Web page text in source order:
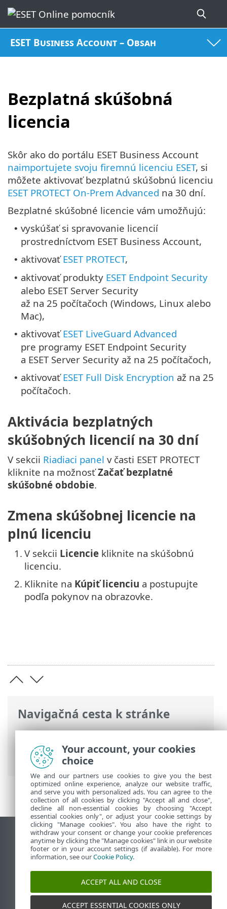
ESET Business Account – Obsah
Bezplatná skúšobná
licencia
Navigačná cesta k stránke
ESET Online pomocník>ESET Business
Account >Začíname>Licencie>
Bezplatná skúšobná licencia
Skôr ako do portálu ESET Business Account
naimportujete svoju firemnú licenciu ESET, si
môžete aktivovať bezplatnú skúšobnú licenciu
ESET PROTECT On-Prem Advanced na 30 dní.
Bezplatné skúšobné licencie vám umožňujú:
• vyskúšať si spravovanie licencií
prostredníctvom ESET Business Account,
• aktivovaťESET PROTECT,
• aktivovať produkty ESET Endpoint Security
alebo ESET Server Security
až na 25 počítačoch (Windows, Linux alebo
Mac),
• aktivovaťESET LiveGuard Advanced
pre programy ESET Endpoint Security
a ESET Server Security až na 25 počítačoch,
• aktivovaťESET Full Disk Encryption až na 25
počítačoch.
Aktivácia bezplatných
skúšobných licencií na 30 dní
V sekcii Riadiaci panel v časti ESET PROTECT
kliknite na možnosťZačať bezplatné
skúšobné obdobie.
Zmena skúšobnej licencie na
plnú licenciu
1. V sekcii Licencie kliknite na skúšobnú
licenciu.
2. Kliknite na Kúpiť licenciu a postupujte
podľa pokynov na obrazovke.
Zobraziť stránku ako na počítači
End of Life
Databáza znalostí ESET
ESET Fórum
ESET Status Portal
Technická podpora
Your account, your cookies
choice
We and our partners use cookies to give you the best
optimized online experience, analyze our website traffic,
and serve you with personalized ads. You can agree to the
collection of all cookies by clicking "Accept all and close",
decline all non-essential cookies by choosing "Accept
essential cookies only", or adjust your cookie settings by
clicking "Manage cookies". You also have the right to
withdraw your consent or change your cookie preferences
anytime by clicking the "Manage cookies" link in our website
footer or in your account settings (if available). For more
information, see ourCookie Policy.
ACCEPT ALL AND CLOSE
ACCEPT ESSENTIAL COOKIES ONLY